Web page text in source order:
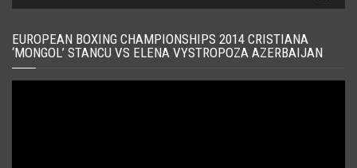
EUROPEAN BOXING CHAMPIONSHIPS 2014 CRISTIANA
‘MONGOL’ STANCU VS ELENA VYSTROPOZA AZERBAIJAN